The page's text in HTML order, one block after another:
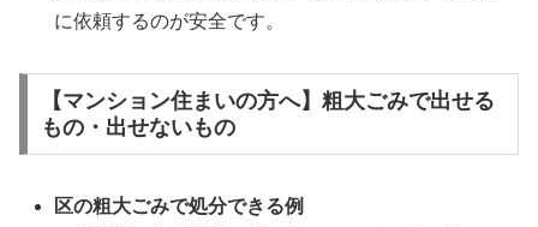
に依頼するのが安全です。
【マンション住まいの方へ】粗大ごみで出せる
もの・出せないもの
区の粗大ごみで処分できる例